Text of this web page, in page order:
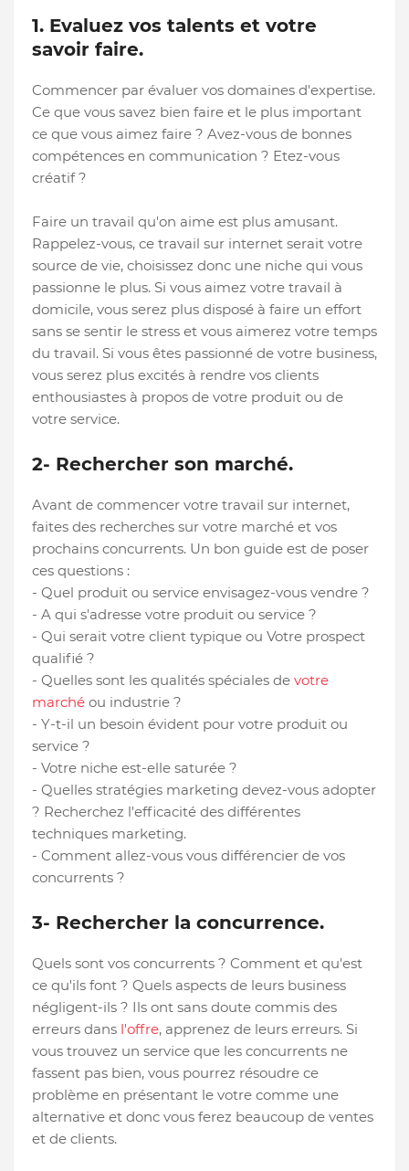
1. Evaluez vos talents et votre
savoir faire.
Commencer par évaluer vos domaines d'expertise.
Ce que vous savez bien faire et le plus important
ce que vous aimez faire ? Avez-vous de bonnes
compétences en communication ? Etez-vous
créatif ?
Faire un travail qu'on aime est plus amusant.
Rappelez-vous, ce travail sur internet serait votre
source de vie, choisissez donc une niche qui vous
passionne le plus. Si vous aimez votre travail à
domicile, vous serez plus disposé à faire un effort
sans se sentir le stress et vous aimerez votre temps
du travail. Si vous êtes passionné de votre business,
vous serez plus excités à rendre vos clients
enthousiastes à propos de votre produit ou de
votre service.
2- Rechercher son marché.
Avant de commencer votre travail sur internet,
faites des recherches sur votre marché et vos
prochains concurrents. Un bon guide est de poser
ces questions :
- Quel produit ou service envisagez-vous vendre ?
- A qui s'adresse votre produit ou service ?
- Qui serait votre client typique ou Votre prospect
qualifié ?
- Quelles sont les qualités spéciales de votre
marché ou industrie ?
- Y-t-il un besoin évident pour votre produit ou
service ?
- Votre niche est-elle saturée ?
- Quelles stratégies marketing devez-vous adopter
? Recherchez l'efficacité des différentes
techniques marketing.
- Comment allez-vous vous différencier de vos
concurrents ?
3- Rechercher la concurrence.
Quels sont vos concurrents ? Comment et qu'est
ce qu'ils font ? Quels aspects de leurs business
négligent-ils ? Ils ont sans doute commis des
erreurs dans l'offre, apprenez de leurs erreurs. Si
vous trouvez un service que les concurrents ne
fassent pas bien, vous pourrez résoudre ce
problème en présentant le votre comme une
alternative et donc vous ferez beaucoup de ventes
et de clients.